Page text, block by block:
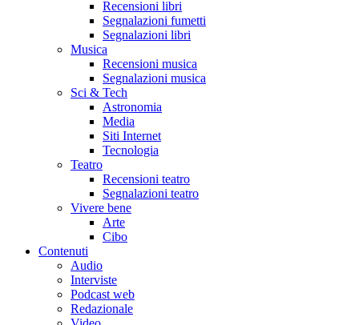
Recensioni libri
Segnalazioni fumetti
Segnalazioni libri
Musica
Recensioni musica
Segnalazioni musica
Sci & Tech
Astronomia
Media
Siti Internet
Tecnologia
Teatro
Recensioni teatro
Segnalazioni teatro
Vivere bene
Arte
Cibo
Contenuti
Audio
Interviste
Podcast web
Redazionale